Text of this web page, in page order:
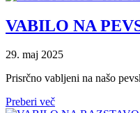
VABILO NA
29. maj 2025
Prisrčno vabljeni na našo
Preberi več